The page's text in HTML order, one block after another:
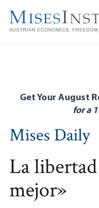
main
Get Your August
for a
Mises Daily
La
mejor»